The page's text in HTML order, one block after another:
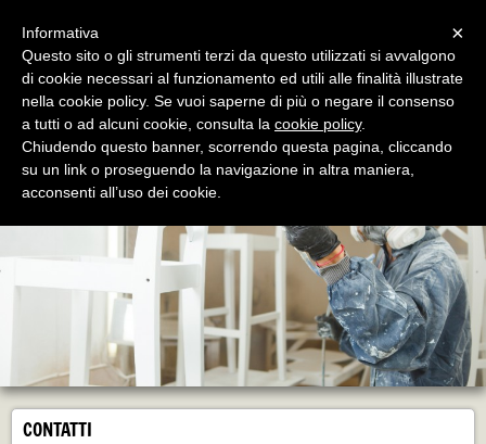
G.B.V. Airless
Attrezzatura per la Verniciatura e Sabbiatura
CONTATTI
×
Informativa
Questo sito o gli strumenti terzi da questo utilizzati si avvalgono
di cookie necessari al funzionamento ed utili alle finalità illustrate
nella cookie policy. Se vuoi saperne di più o negare il consenso
a tutti o ad alcuni cookie, consulta la cookie policy.
Chiudendo questo banner, scorrendo questa pagina, cliccando
su un link o proseguendo la navigazione in altra maniera,
acconsenti all’uso dei cookie.